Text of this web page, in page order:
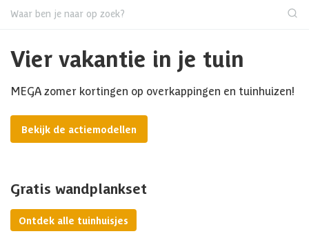
Waar ben je naar op zoek?
Vier vakantie in je tuin
MEGA zomer kortingen op overkappingen en tuinhuizen!
Bekijk de actiemodellen
Gratis wandplankset
Ontdek alle tuinhuisjes